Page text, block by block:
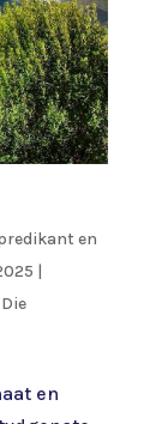
en
|
Die
en